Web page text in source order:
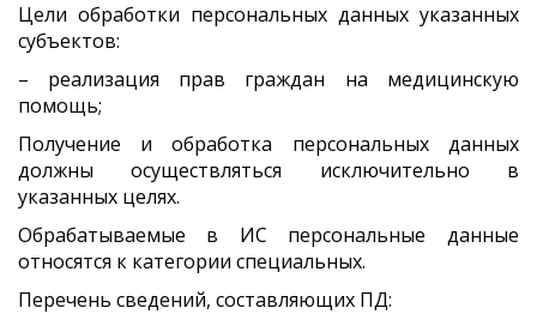
Цели обработки персональных данных указанных
субъектов:
– реализация прав граждан на медицинскую
помощь;
Получение и обработка персональных данных
должны осуществляться исключительно в
указанных целях.
Обрабатываемые в ИС персональные данные
относятся к категории специальных.
Перечень сведений, составляющих ПД: